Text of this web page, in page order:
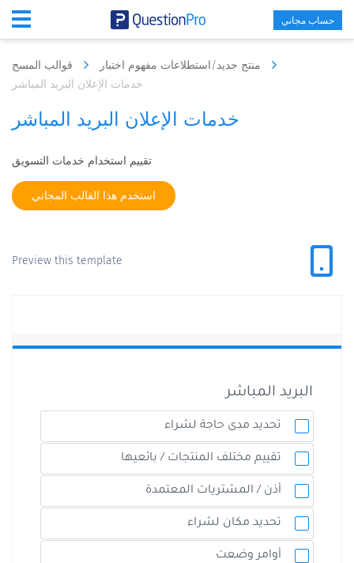
حساب مجاني
خدمات الإعلان البريد المباشر
خدمات الإعلان البريد المباشر
تقييم استخدام خدمات التسويق
استخدم هذا القالب المجاني
Preview this template